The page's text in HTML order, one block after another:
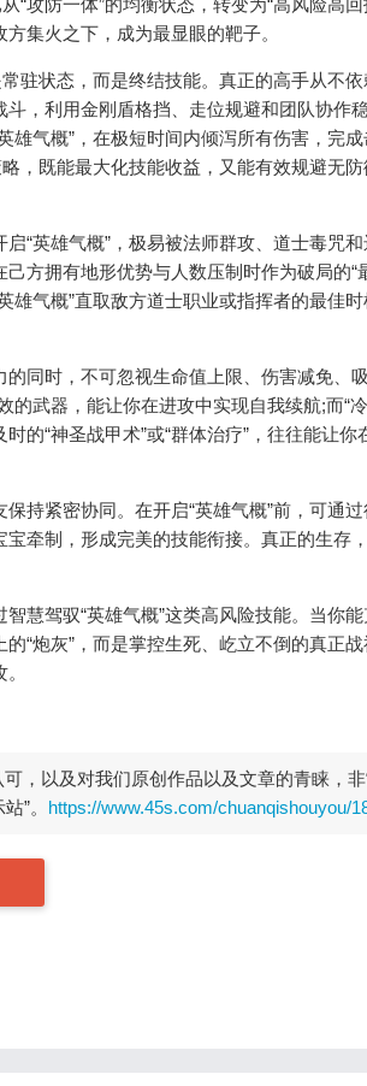
“攻防一体”的均衡状态，转变为“高风险高
集火之下，成为最显眼的靶子。
状态，而是终结技能。真正的高手从不依
，利用金刚盾格挡、走位规避和团队协作
气概”，在极短时间内倾泻所有伤害，完
，既能最大化技能收益，又能有效规避无
英雄气概”，极易被法师群攻、道士毒咒和
方拥有地形优势与人数压制时作为破局的“
气概”直取敌方道士职业或指挥者的最佳时
同时，不可忽视生命值上限、伤害减免、
的武器，能让你在进攻中实现自我续航;而“
的“神圣战甲术”或“群体治疗”，往往能让你
紧密协同。在开启“英雄气概”前，可通过
牵制，形成完美的技能衔接。真正的生存
驾驭“英雄气概”这类高风险技能。当你能
“炮灰”，而是掌控生死、屹立不倒的真正战
，以及对我们原创作品以及文章的青睐，
”。 https://www.45s.com/chuanqishouyou/